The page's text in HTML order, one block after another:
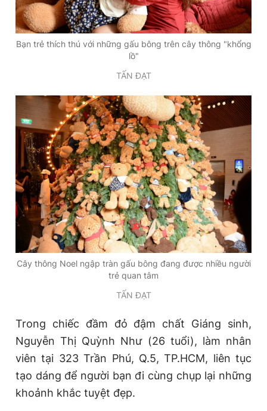
Bạn trẻ thích thú với những gấu bông trên cây thông "khổng
lồ"
TẤN ĐẠT
Cây thông Noel ngập tràn gấu bông đang được nhiều người
trẻ quan tâm
TẤN ĐẠT
Trong chiếc đầm đỏ đậm chất Giáng sinh,
Nguyễn Thị Quỳnh Như (26 tuổi), làm nhân
viên tại 323 Trần Phú, Q.5, TP.HCM, liên tục
tạo dáng để người bạn đi cùng chụp lại những
khoảnh khắc tuyệt đẹp.